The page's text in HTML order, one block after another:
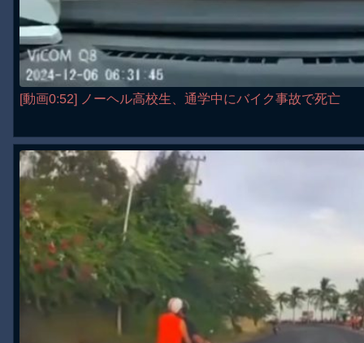
[動画0:52] ノーヘル高校生、通学中にバイク事故で死亡